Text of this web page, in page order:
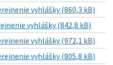
vyhlášky (860,3 kB)
vyhlášky (842,8 kB)
vyhlášky (972,1 kB)
vyhlášky (805,8 kB)